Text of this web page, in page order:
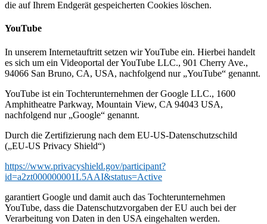
die auf Ihrem Endgerät gespeicherten Cookies löschen.
YouTube
In unserem Internetauftritt setzen wir YouTube ein. Hierbei handelt
es sich um ein Videoportal der YouTube LLC., 901 Cherry Ave.,
94066 San Bruno, CA, USA, nachfolgend nur „YouTube“ genannt.
YouTube ist ein Tochterunternehmen der Google LLC., 1600
Amphitheatre Parkway, Mountain View, CA 94043 USA,
nachfolgend nur „Google“ genannt.
Durch die Zertifizierung nach dem EU-US-Datenschutzschild
(„EU-US Privacy Shield“)
https://www.privacyshield.gov/participant?
id=a2zt000000001L5AAI&status=Active
garantiert Google und damit auch das Tochterunternehmen
YouTube, dass die Datenschutzvorgaben der EU auch bei der
Verarbeitung von Daten in den USA eingehalten werden.